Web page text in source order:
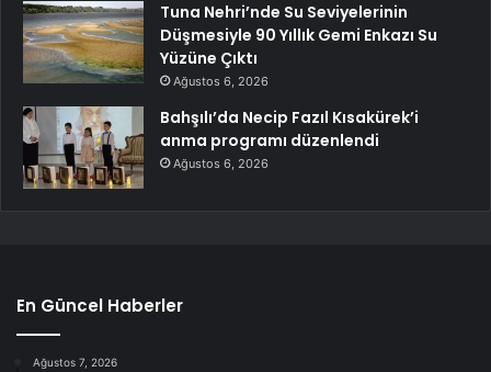
Tuna Nehri’nde Su Seviyelerinin
Düşmesiyle 90 Yıllık Gemi Enkazı Su
Yüzüne Çıktı
Ağustos 6, 2026
Bahşılı’da Necip Fazıl Kısakürek’i
anma programı düzenlendi
Ağustos 6, 2026
En Güncel Haberler
Ağustos 7, 2026